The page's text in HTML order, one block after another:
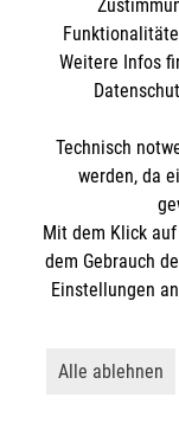
Cookies
Weitere Infos
Technisch
werden, da
Mit dem Klick auf
dem Gebrauch
Einstellungen
Alle ablehnen
Lehnt